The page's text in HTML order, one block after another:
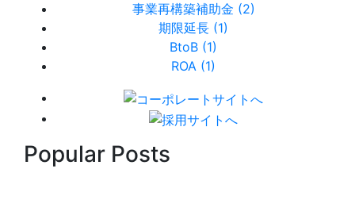
事業再構築補助金 (2)
期限延長 (1)
BtoB (1)
ROA (1)
Popular Posts